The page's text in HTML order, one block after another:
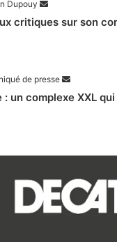
Dupouy
critiques sur son
de presse
: un complexe XXL